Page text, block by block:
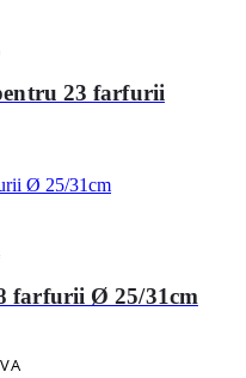
23 farfurii
farfurii Ø 25/31cm